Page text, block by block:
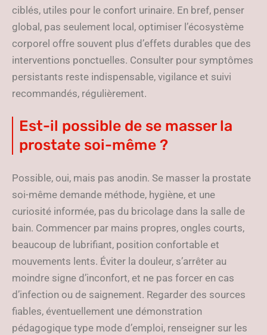
ciblés, utiles pour le confort urinaire. En bref, penser
global, pas seulement local, optimiser l’écosystème
corporel offre souvent plus d’effets durables que des
interventions ponctuelles. Consulter pour symptômes
persistants reste indispensable, vigilance et suivi
recommandés, régulièrement.
Est-il possible de se masser la
prostate soi-même ?
Possible, oui, mais pas anodin. Se masser la prostate
soi-même demande méthode, hygiène, et une
curiosité informée, pas du bricolage dans la salle de
bain. Commencer par mains propres, ongles courts,
beaucoup de lubrifiant, position confortable et
mouvements lents. Éviter la douleur, s’arrêter au
moindre signe d’inconfort, et ne pas forcer en cas
d’infection ou de saignement. Regarder des sources
fiables, éventuellement une démonstration
pédagogique type mode d’emploi, renseigner sur les